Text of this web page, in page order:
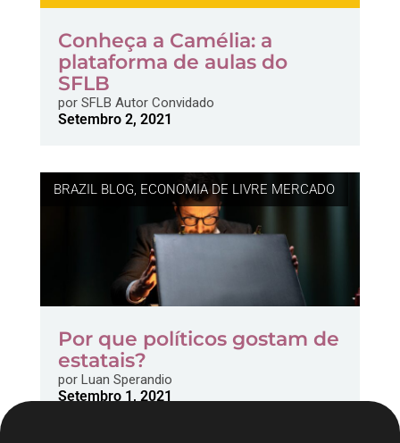
Conheça a Camélia: a
plataforma de aulas do
SFLB
porSFLB Autor Convidado
Setembro 2, 2021
BRAZIL BLOG, ECONOMIA DE LIVRE MERCADO
Por que políticos gostam de
estatais?
porLuan Sperandio
Setembro 1, 2021